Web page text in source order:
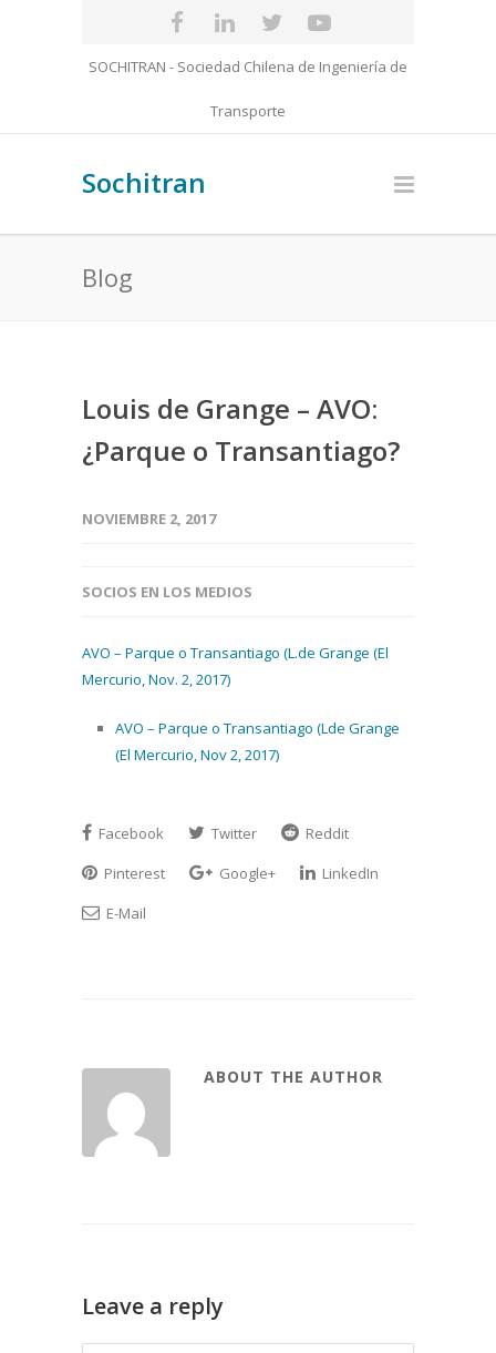
SOCHITRAN - Sociedad Chilena de Ingeniería de
Transporte
Sochitran
Blog
Louis de Grange – AVO:
¿Parque o Transantiago?
NOVIEMBRE 2, 2017
SOCIOS EN LOS MEDIOS
AVO – Parque o Transantiago (L.de Grange (El
Mercurio, Nov. 2, 2017)
AVO – Parque o Transantiago (Lde Grange
(El Mercurio, Nov 2, 2017)
Facebook Twitter
Reddit
Pinterest
Google+
LinkedIn
E-Mail
ABOUT THE AUTHOR
Leave a reply